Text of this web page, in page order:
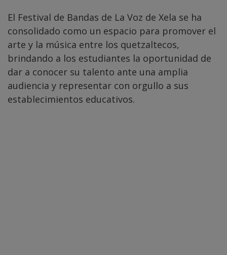
El Festival de Bandas de La Voz de Xela se ha
consolidado como un espacio para promover el
arte y la música entre los quetzaltecos,
brindando a los estudiantes la oportunidad de
dar a conocer su talento ante una amplia
audiencia y representar con orgullo a sus
establecimientos educativos.